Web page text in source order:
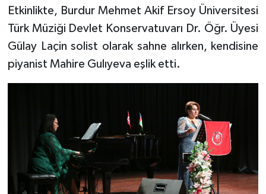
Etkinlikte, Burdur Mehmet Akif Ersoy Üniversitesi
Türk Müziği Devlet Konservatuvarı Dr. Öğr. Üyesi
Gülay Laçin solist olarak sahne alırken, kendisine
piyanist Mahire Gulıyeva eşlik etti.
İletişim
Künye